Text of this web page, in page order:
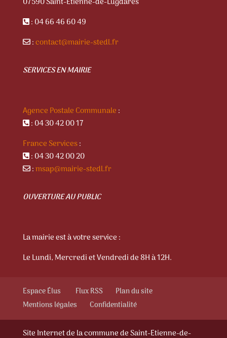
: 04 66 46 60 49
:contact@mairie-stedl.fr
SERVICES EN MAIRIE
Agence Postale Communale :
: 04 30 42 00 17
France Services:
: 04 30 42 00 20
:msap@mairie-stedl.fr
OUVERTURE AU PUBLIC
La mairie est à votre service :
Le Lundi, Mercredi et Vendredi de 8H à 12H.
Espace Élus Flux RSS
Plan du site
Mentions légales
Confidentialité
Site Internet de la commune de Saint-Etienne-de-